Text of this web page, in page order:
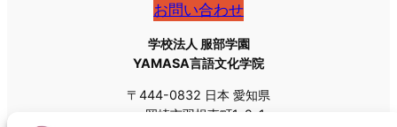
お問い合わせ
学校法人 服部学園
YAMASA言語文化学院
〒444-0832 日本 愛知県
岡崎市羽根東町1-2-1